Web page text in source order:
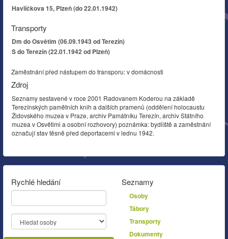
Havlíčkova 15, Plzeň (do 22.01.1942)
Transporty
Dm do Osvětim (06.09.1943 od Terezín)
S do Terezín (22.01.1942 od Plzeň)
Zaměstnání před nástupem do transporu: v domácnosti
Zdroj
Seznamy sestavené v roce 2001 Radovanem Koderou na základě
Terezínských pamětních knih a dalších pramenů (oddělení holocaustu
Židovského muzea v Praze, archiv Památníku Terezín, archiv Státního
muzea v Osvětimi a osobní rozhovory) poznámka: bydliště a zaměstnání
označují stav těsně před deportacemi v lednu 1942.
Rychlé hledání Seznamy
Osoby
Tábory
Transporty
Dokumenty